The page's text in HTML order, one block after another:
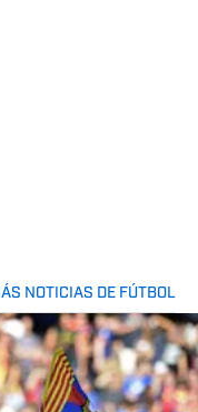
NOTICIAS DE FÚTBOL